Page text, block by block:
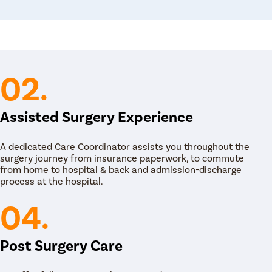
रूग्णांना मदत करणारी वेगवेगळी औषधे म्हणजे नाकातील
कॉर्टिकोस्टिरॉईड्स, ऍलर्जीची औषधे, प्रतिजैविक,
शस्त्रक्रिया, तीव्र सायनस संसर्गासाठी एक सामान्य
मुख्य उद्दिष्टे म्हणजे संक्रमित सामग्री बाहेर काढणे आणि
करणे जेणेकरून सायनस सामान्यपणे कार्य करू शकतील.
डागांसह चांगले पुनर्प्राप्तीचे वचन देते. हे सहसा
सर्जिकल उपकरणे नाकातून घातली जातात. संक्रमित
योग्य उपचारांसाठी तुमच्या जवळच्या सर्वोत्तम ENT
सातारा मधील सर्वोत्कृष्ट ईएनटी डॉक्टरांशी संरेखित
02.
Assisted Surgery Experience
A dedicated Care Coordinator assists you throughout the
surgery journey from insurance paperwork, to commute
from home to hospital & back and admission-discharge
process at the hospital.
04.
Post Surgery Care